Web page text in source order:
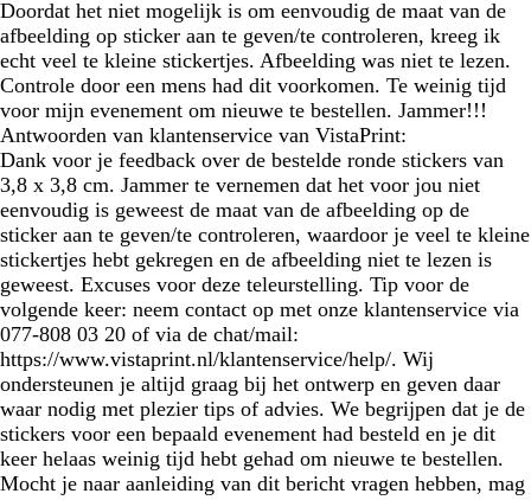
Doordat het niet mogelijk is om eenvoudig de maat van de
afbeelding op sticker aan te geven/te controleren, kreeg ik
echt veel te kleine stickertjes. Afbeelding was niet te lezen.
Controle door een mens had dit voorkomen. Te weinig tijd
voor mijn evenement om nieuwe te bestellen. Jammer!!!
Antwoorden van klantenservice van VistaPrint:
Dank voor je feedback over de bestelde ronde stickers van
3,8 x 3,8 cm. Jammer te vernemen dat het voor jou niet
eenvoudig is geweest de maat van de afbeelding op de
sticker aan te geven/te controleren, waardoor je veel te kleine
stickertjes hebt gekregen en de afbeelding niet te lezen is
geweest. Excuses voor deze teleurstelling. Tip voor de
volgende keer: neem contact op met onze klantenservice via
077-808 03 20 of via de chat/mail:
https://www.vistaprint.nl/klantenservice/help/. Wij
ondersteunen je altijd graag bij het ontwerp en geven daar
waar nodig met plezier tips of advies. We begrijpen dat je de
stickers voor een bepaald evenement had besteld en je dit
keer helaas weinig tijd hebt gehad om nieuwe te bestellen.
Mocht je naar aanleiding van dit bericht vragen hebben, mag